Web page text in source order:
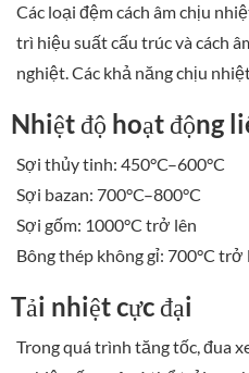
Các loại đệm cách âm chịu
trì hiệu suất cấu trúc và cách
nghiệt. Các khả năng chịu
Nhiệt độ hoạt động
Sợi thủy tinh: 450°C–600°C
Sợi bazan: 700°C–800°C
Sợi gốm: 1000°C trở lên
Bông thép không gỉ: 700°C trở
Tải nhiệt cực đại
Trong quá trình tăng tốc, đua